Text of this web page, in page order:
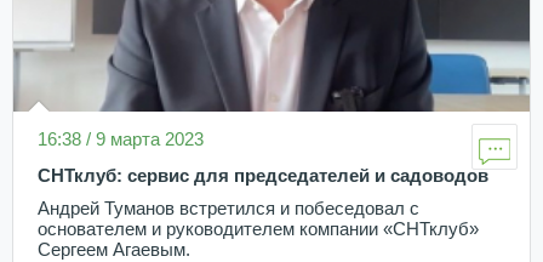
16:38 / 9 марта 2023
СНТклуб: сервис для председателей и садоводов
Андрей Туманов встретился и побеседовал с
основателем и руководителем компании «СНТклуб»
Сергеем Агаевым.